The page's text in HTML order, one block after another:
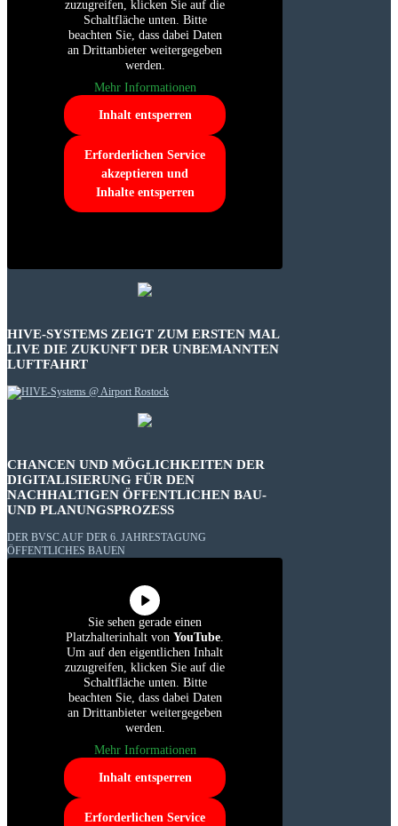
zuzugreifen, klicken Sie auf die
Schaltfläche unten. Bitte
beachten Sie, dass dabei Daten
an Drittanbieter weitergegeben
werden.
Mehr Informationen
Inhalt entsperren
Erforderlichen Service
akzeptieren und
Inhalte entsperren
HIVE-SYSTEMS ZEIGT ZUM ERSTEN MAL
LIVE DIE ZUKUNFT DER UNBEMANNTEN
LUFTFAHRT
CHANCEN UND MÖGLICHKEITEN DER
DIGITALISIERUNG FÜR DEN
NACHHALTIGEN ÖFFENTLICHEN BAU-
UND PLANUNGSPROZESS
DER BVSC AUF DER 6. JAHRESTAGUNG
ÖFFENTLICHES BAUEN
Sie sehen gerade einen
Platzhalterinhalt von YouTube.
Um auf den eigentlichen Inhalt
zuzugreifen, klicken Sie auf die
Schaltfläche unten. Bitte
beachten Sie, dass dabei Daten
an Drittanbieter weitergegeben
werden.
Mehr Informationen
Inhalt entsperren
Erforderlichen Service